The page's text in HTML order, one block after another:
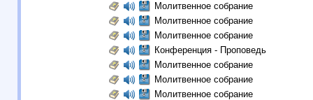
Молитвенное собрание
Молитвенное собрание
Молитвенное собрание
Конференция - Проповедь
Молитвенное собрание
Молитвенное собрание
Молитвенное собрание